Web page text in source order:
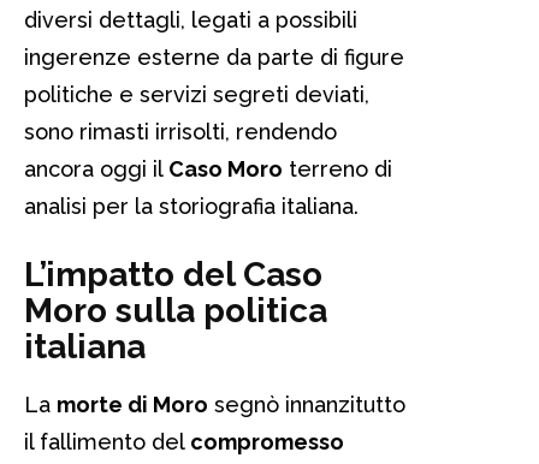
diversi dettagli, legati a possibili
ingerenze esterne da parte di figure
politiche e servizi segreti deviati,
sono rimasti irrisolti, rendendo
ancora oggi il Caso Moro terreno di
analisi per la storiografia italiana.
L’impatto del Caso
Moro sulla politica
italiana
La morte di Moro segnò innanzitutto
il fallimento del compromesso